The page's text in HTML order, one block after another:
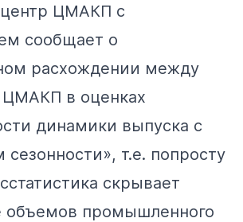
ЦМАКП с
сообщает о
расхождении между
ЦМАКП в оценках
динамики выпуска с
сезонности», т.е. попросту
скрывает
промышленного